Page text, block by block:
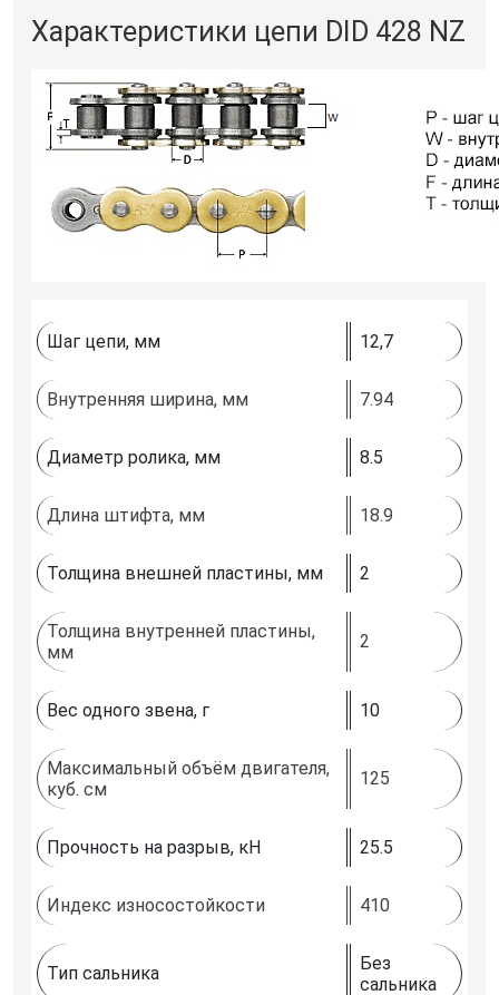
Характеристики цепи DID 428 NZ
Шаг цепи, мм 12,7
Внутренняя ширина, мм 7.94
Диаметр ролика, мм 8.5
Длина штифта, мм 18.9
Толщина внешней пластины, мм 2
Толщина внутренней пластины,
мм
2
Вес одного звена, г 10
Максимальный объём двигателя,
куб. см
125
Прочность на разрыв, кН 25.5
Индекс износостойкости 410
Тип сальника
Без
сальника